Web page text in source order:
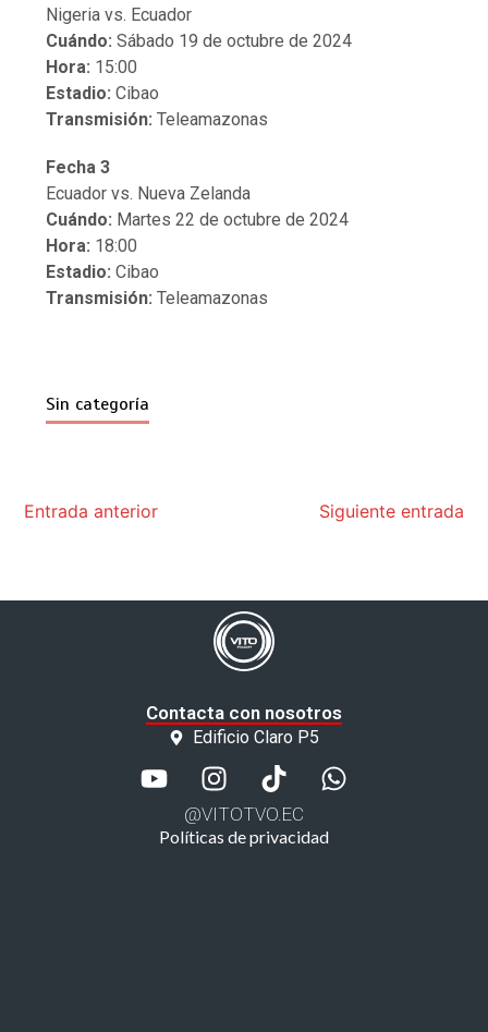
Nigeria vs. Ecuador
Cuándo: Sábado 19 de octubre de 2024
Hora: 15:00
Estadio: Cibao
Transmisión: Teleamazonas
Fecha 3
Ecuador vs. Nueva Zelanda
Cuándo: Martes 22 de octubre de 2024
Hora: 18:00
Estadio: Cibao
Transmisión: Teleamazonas
Sin categoría
Entrada anterior Siguiente entrada
Contacta con nosotros
Edificio Claro P5
@VITOTVO.EC
Políticas de privacidad